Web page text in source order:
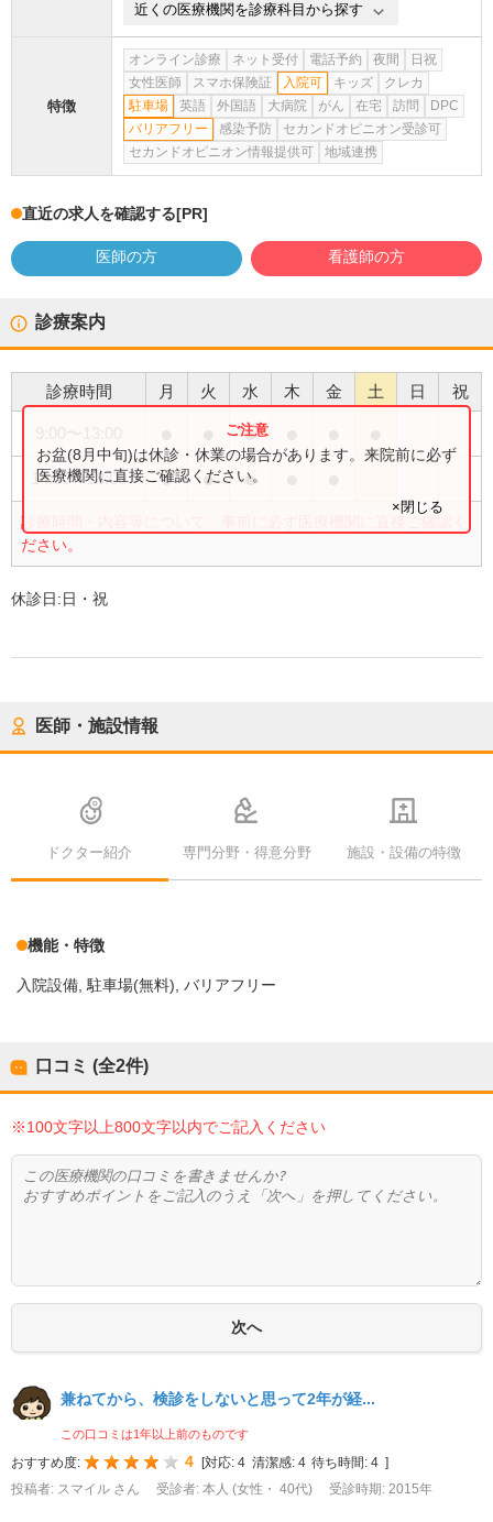
近くの医療機関を診療科目から探す
特徴
オンライン診療 ネット受付 電話予約 夜間
日祝
女性医師
スマホ保険証 入院可 キッズ
クレカ
駐車場
英語 外国語 大病院 がん 在宅 訪問
DPC
バリアフリー
感染予防
セカンドオピニオン受診可
セカンドオピニオン情報提供可
地域連携
直近の求人を確認する[PR]
医師の方 看護師の方
診療案内
診療時間 月 火 水 木 金 土 日 祝
●
14:30〜18:00 ● ● ●
診療時間・内容等について、事前に必ず医療機関に直接ご確認く
ださい。
お盆(8月中旬)は休診・休業の場合があります。来院前に必ず
医療機関に直接ご確認ください。
×閉じる
休診日:日・祝
医師・施設情報
ドクター紹介 専門分野・得意分野 施設・設備の特徴
機能・特徴
入院設備 駐車場(無料) バリアフリー
口コミ (全2件)
※100文字以上800文字以内でご記入ください
兼ねてから、検診をしないと思って2年が経...
この口コミは1年以上前のものです
おすすめ度: 4 対応: 4 清潔感: 4 待ち時間: 4
投稿者: スマイル さん
受診者: 本人 (女性・ 40代) 受診時期: 2015年